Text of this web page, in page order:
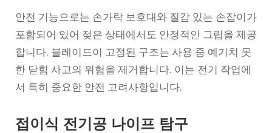
안전 기능으로는 손가락 보호대와 질감 있는 손잡이가
포함되어 있어 젖은 상태에서도 안정적인 그립을 제공
합니다. 블레이드이 고정된 구조는 사용 중 예기치 못
한 닫힘 사고의 위험을 제거합니다. 이는 전기 작업에
서 특히 중요한 안전 고려사항입니다.
접이식 전기공 나이프 탐구